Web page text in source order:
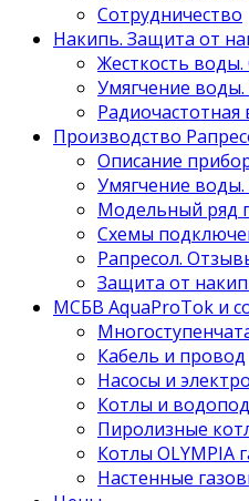
Сотрудничество
Накипь. Защита от
Жесткость воды.
Умягчение
Производство
Описание
Умягчение
Модельный ряд
Схемы
Рапресол.
Защита от
МСБВ AquaProTok и
Кабель и провод
Насосы и
Котлы и
Пиролизные
Котлы OLYMPIA
Настенные